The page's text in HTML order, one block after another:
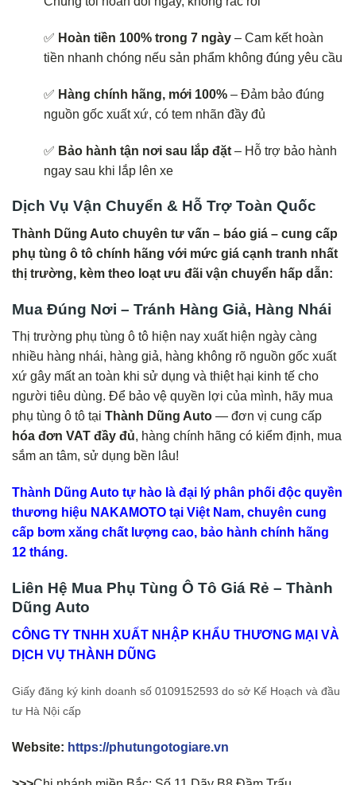
✅ Hoàn tiền 100% trong 7 ngày – Cam kết hoàn
tiền nhanh chóng nếu sản phẩm không đúng yêu cầu
✅ Hàng chính hãng, mới 100% – Đảm bảo đúng
nguồn gốc xuất xứ, có tem nhãn đầy đủ
✅ Bảo hành tận nơi sau lắp đặt – Hỗ trợ bảo hành
ngay sau khi lắp lên xe
Dịch Vụ Vận Chuyển & Hỗ Trợ Toàn Quốc
Thành Dũng Auto chuyên tư vấn – báo giá – cung cấp
phụ tùng ô tô chính hãng với mức giá cạnh tranh nhất
thị trường, kèm theo loạt ưu đãi vận chuyển hấp dẫn:
Mua Đúng Nơi – Tránh Hàng Giả, Hàng Nhái
Thị trường phụ tùng ô tô hiện nay xuất hiện ngày càng
nhiều hàng nhái, hàng giả, hàng không rõ nguồn gốc xuất
xứ gây mất an toàn khi sử dụng và thiệt hại kinh tế cho
người tiêu dùng. Để bảo vệ quyền lợi của mình, hãy mua
phụ tùng ô tô tại Thành Dũng Auto — đơn vị cung cấp
hóa đơn VAT đầy đủ, hàng chính hãng có kiểm định, mua
sắm an tâm, sử dụng bền lâu!
Thành Dũng Auto tự hào là đại lý phân phối độc quyền
thương hiệu NAKAMOTO tại Việt Nam, chuyên cung
cấp bơm xăng chất lượng cao, bảo hành chính hãng
12 tháng.
Liên Hệ Mua Phụ Tùng Ô Tô Giá Rẻ – Thành
Dũng Auto
CÔNG TY TNHH XUẤT NHẬP KHẨU THƯƠNG MẠI VÀ
DỊCH VỤ THÀNH DŨNG
Giấy đăng ký kinh doanh số 0109152593 do sở Kế Hoạch và đầu
tư Hà Nội cấp
Website: https://phutungotogiare.vn